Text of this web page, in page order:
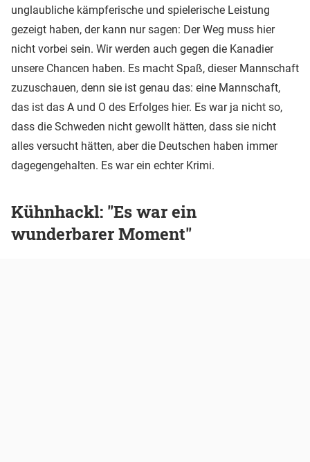
unglaubliche kämpferische und spielerische Leistung
gezeigt haben, der kann nur sagen: Der Weg muss hier
nicht vorbei sein. Wir werden auch gegen die Kanadier
unsere Chancen haben. Es macht Spaß, dieser Mannschaft
zuzuschauen, denn sie ist genau das: eine Mannschaft,
das ist das A und O des Erfolges hier. Es war ja nicht so,
dass die Schweden nicht gewollt hätten, dass sie nicht
alles versucht hätten, aber die Deutschen haben immer
dagegengehalten. Es war ein echter Krimi.
Kühnhackl: "Es war ein
wunderbarer Moment"